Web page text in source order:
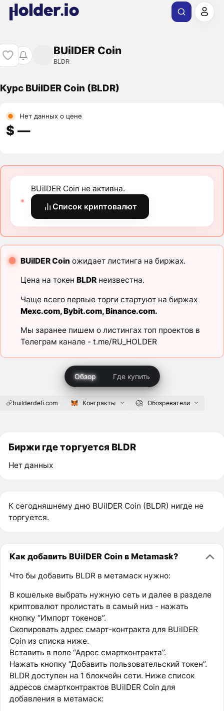
BUilDER Coin
BLDR
Курс BUilDER Coin (BLDR)
Нет данных о цене
$ ―
BUilDER Coin не активна.
Список криптовалют
BUilDER Coin ожидает листинга на биржах.
Цена на токен BLDRнеизвестна.
Чаще всего первые торги стартуют на биржах
Mexc.com,Bybit.com,Binance.com.
Мы заранее пишем о листингах топ проектов в
Телеграм канале - t.me/RU_HOLDER
Обзор Где купить
builderdefi.com Контракты Обозреватели
Биржи где торгуется BLDR
Нет данных
К сегодняшнему дню BUilDER Coin (BLDR) нигде не
торгуется.
Как добавить BUilDER Coin в Metamask?
Что бы добавить BLDR в метамаск нужно:
В кошельке выбрать нужную сеть и далее в разделе
криптовалют пролистать в самый низ - нажать
кнопку “Импорт токенов”.
Скопировать адрес смарт-контракта для BUilDER
Coin из списка ниже.
Вставить в поле “Адрес смартконтракта”.
Нажать кнопку “Добавить пользовательский токен”.
BLDR доступен на 1 блокчейн сети. Ниже список
адресов смартконтрактов BUilDER Coin для
добавления в метамаск: